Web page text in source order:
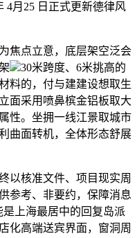
4月25 日正式更新德律风
点立意，底层架空泛会
30米跨度、6米挑高的
料的，付与建建设想取生
面采用喷鼻槟金铝板取大
性。坐拥一线江景取城市
曲面转机，全体形态舒展
核准文件、项目现实周
参考、非要约，保障消息
上海最居中的回复岛派
高端送宾界面，窗洞周